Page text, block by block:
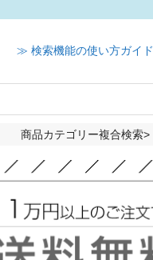
≫ 検索機能の使い方ガイド
商品カテゴリー複合検索>